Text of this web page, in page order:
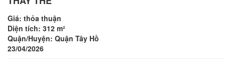
Giá: thỏa thuận
Diện tích: 312 m²
Quận/Huyện: Quận Tây Hồ
23/04/2026